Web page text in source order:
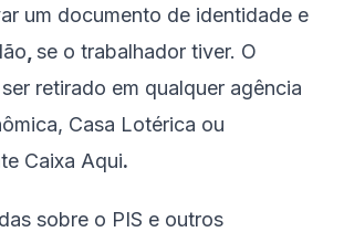
um documento de identidade e
se o trabalhador tiver. O
retirado em qualquer agência
Casa Lotérica ou
Caixa Aqui.
sobre o PIS e outros